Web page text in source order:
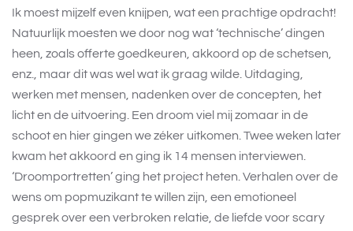
Ik moest mijzelf even knijpen, wat een prachtige opdracht!
Natuurlijk moesten we door nog wat ‘technische’ dingen
heen, zoals offerte goedkeuren, akkoord op de schetsen,
enz., maar dit was wel wat ik graag wilde. Uitdaging,
werken met mensen, nadenken over de concepten, het
licht en de uitvoering. Een droom viel mij zomaar in de
schoot en hier gingen we zéker uitkomen. Twee weken later
kwam het akkoord en ging ik 14 mensen interviewen.
‘Droomportretten’ ging het project heten. Verhalen over de
wens om popmuzikant te willen zijn, een emotioneel
gesprek over een verbroken relatie, de liefde voor scary